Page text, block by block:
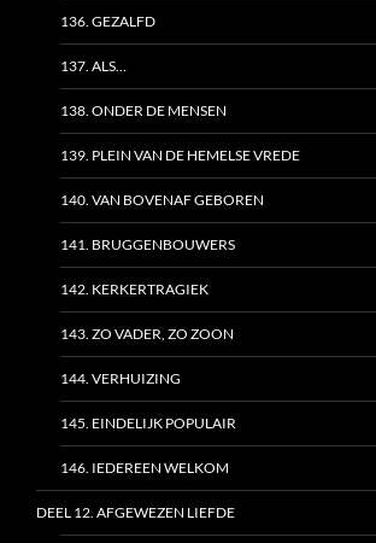
136. GEZALFD
137. ALS…
138. ONDER DE MENSEN
139. PLEIN VAN DE HEMELSE VREDE
140. VAN BOVENAF GEBOREN
141. BRUGGENBOUWERS
142. KERKERTRAGIEK
143. ZO VADER, ZO ZOON
144. VERHUIZING
145. EINDELIJK POPULAIR
146. IEDEREEN WELKOM
DEEL 12. AFGEWEZEN LIEFDE